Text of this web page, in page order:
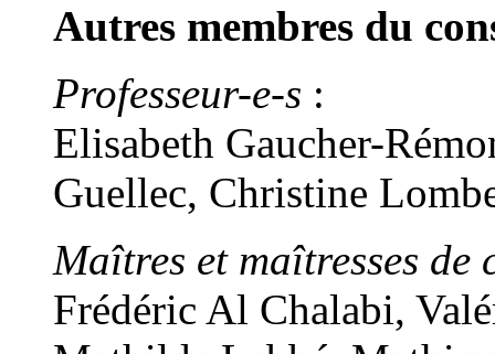
Autres membres du
Professeur-e-s :
Elisabeth Gaucher-
Guellec, Christine
Maîtres et maîtresses de
Frédéric Al Chalabi,